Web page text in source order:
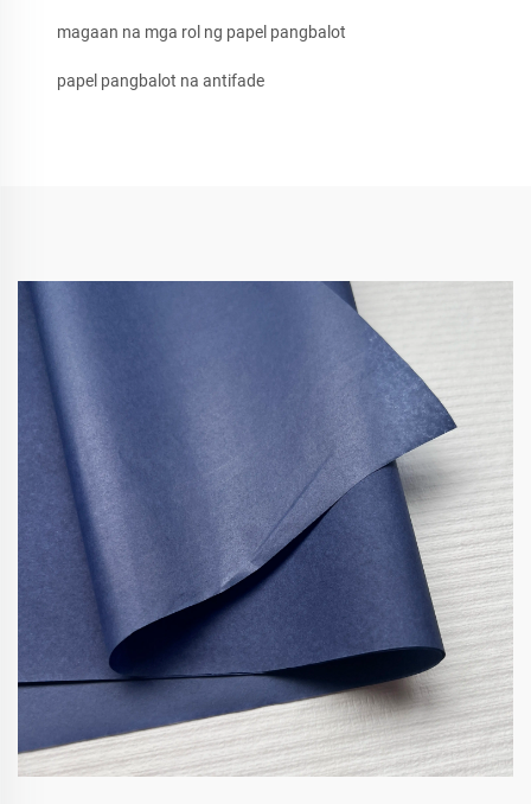
magaan na mga rol ng papel pangbalot
papel pangbalot na antifade